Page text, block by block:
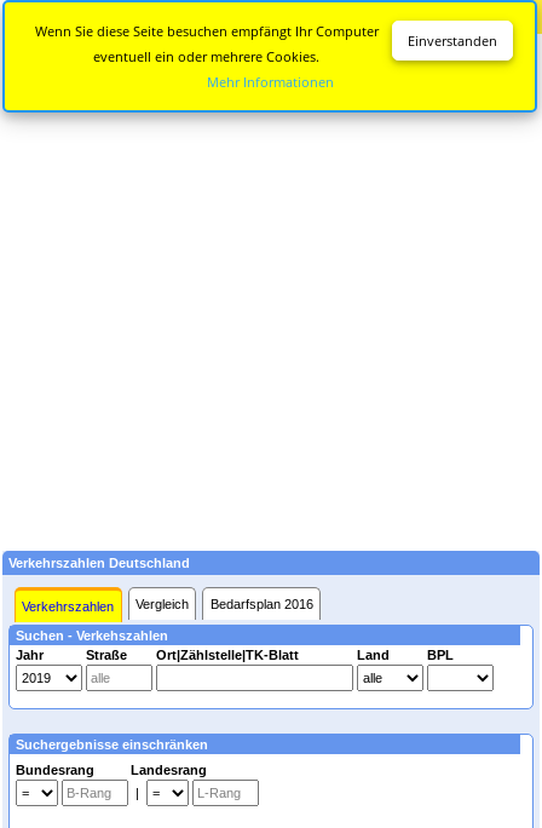
Verkehrszahlen Deutschland
Verkehrszahlen Vergleich Bedarfsplan 2016
Suchen - Verkehszahlen
Jahr
Straße Ort|Zählstelle|TK-Blatt Land BPL
Suchergebnisse einschränken
Bundesrang Landesrang
|
Einverstanden
Wenn Sie diese Seite besuchen empfängt Ihr Computer
eventuell ein oder mehrere Cookies.
Mehr Informationen